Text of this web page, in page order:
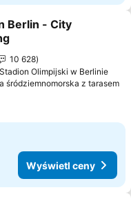
ulubionych
Berlin - City
10 628
Olimpijski w Berlinie
śródziemnomorska z tarasem
Wyświetl ceny